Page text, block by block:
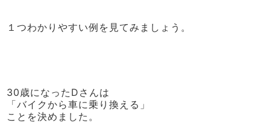
１つわかりやすい例を見てみましょう。
30歳になったDさんは
「バイクから車に乗り換える」
ことを決めました。